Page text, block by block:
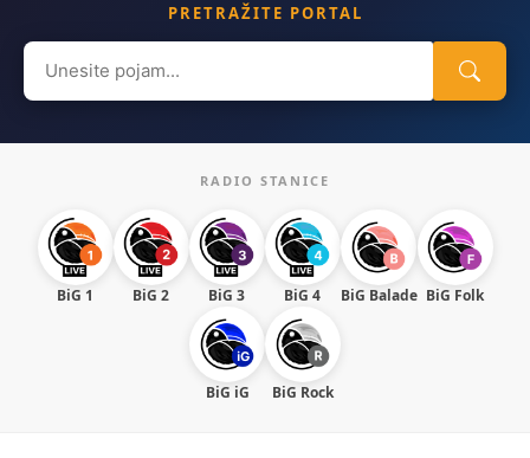
PRETRAŽITE PORTAL
Search
for:
RADIO STANICE
BiG 1 BiG 2 BiG 3 BiG 4 BiG Balade BiG Folk
BiG iG BiG Rock